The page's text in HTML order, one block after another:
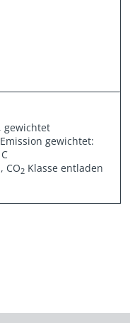
gewichtet
Emission gewichtet:
CO2 Klasse entladen